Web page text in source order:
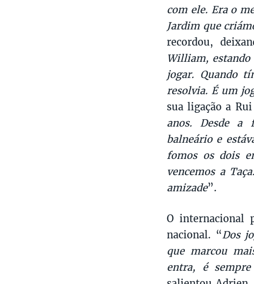
com ele. Era o
Jardim que
recordou,
William,
jogar. Quando
resolvia. É um
sua ligação a
anos. Desde a
balneário e
fomos os dois
vencemos a
amizade”.
O internacional
nacional. “Dos
que marcou
entra, é